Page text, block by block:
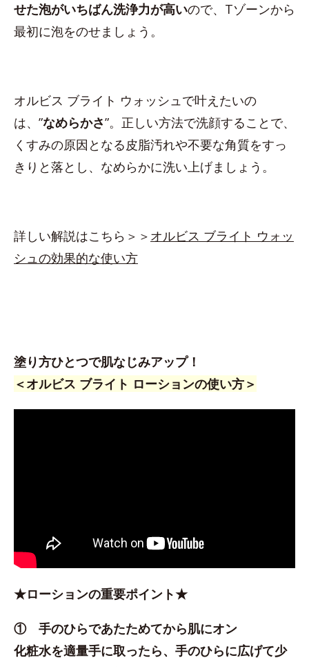
せた泡がいちばん洗浄力が高いので、Tゾーンから
最初に泡をのせましょう。
オルビス ブライト ウォッシュで叶えたいの
は、”なめらかさ”。正しい方法で洗顔することで、
くすみの原因となる皮脂汚れや不要な角質をすっ
きりと落とし、なめらかに洗い上げましょう。
詳しい解説はこちら＞＞ オルビス ブライト ウォッ
シュの効果的な使い方
塗り方ひとつで肌なじみアップ！
＜オルビス ブライト ローションの使い方＞
★ローションの重要ポイント★
① 手のひらであたためてから肌にオン
化粧水を適量手に取ったら、手のひらに広げて少